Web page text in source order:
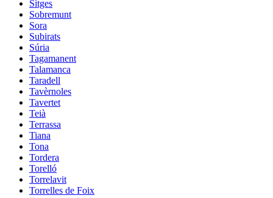
Sitges
Sobremunt
Sora
Subirats
Súria
Tagamanent
Talamanca
Taradell
Tavèrnoles
Tavertet
Teià
Terrassa
Tiana
Tona
Tordera
Torelló
Torrelavit
Torrelles de Foix